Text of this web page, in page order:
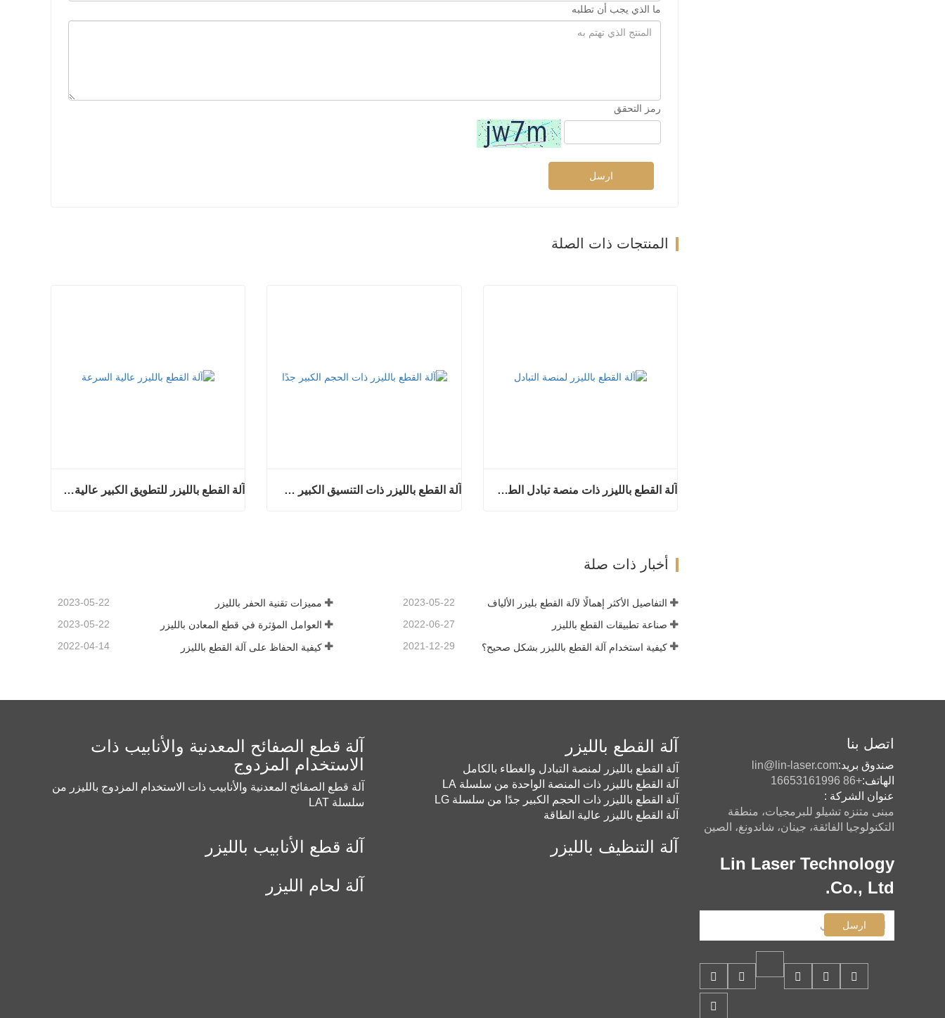
ما الذي يجب أن تطلبه
رمز التحقق
ارسل
المنتجات ذات الصلة
آلة القطع بالليزر للتطويق الكبير عالية السرعة آلة القطع بالليزر ذات التنسيق الكبير جدًا رخيصة الثمن آلة القطع بالليزر ذات منصة تبادل الطاقة العالية
أخبار ذات صلة
مميزات تقنية الحفر بالليزر 2023-05-22 التفاصيل الأكثر إهمالًا لآلة القطع بليزر الألياف 2023-05-22
العوامل المؤثرة في قطع المعادن بالليزر 2023-05-22 صناعة تطبيقات القطع بالليزر 2022-06-27
كيفية الحفاظ على آلة القطع بالليزر 2022-04-14 كيفية استخدام آلة القطع بالليزر بشكل صحيح؟ 2021-12-29
آلة قطع الصفائح المعدنية والأنابيب ذات
الاستخدام المزدوج
آلة قطع الصفائح المعدنية والأنابيب ذات الاستخدام المزدوج بالليزر من
سلسلة LAT
آلة القطع بالليزر
آلة القطع بالليزر لمنصة التبادل والغطاء بالكامل
آلة القطع بالليزر ذات المنصة الواحدة من سلسلة LA
آلة القطع بالليزر ذات الحجم الكبير جدًا من سلسلة LG
آلة القطع بالليزر عالية الطاقة
آلة قطع الأنابيب بالليزر آلة التنظيف بالليزر
آلة لحام الليزر
اتصل بنا
صندوق بريد:lin@lin-laser.com
الهاتف:+86 16653161996
عنوان الشركة :
مبنى متنزه تشيلو للبرمجيات، منطقة
التكنولوجيا الفائقة، جينان، شاندونغ، الصين
Lin Laser Technology
Co., Ltd.
ارسل